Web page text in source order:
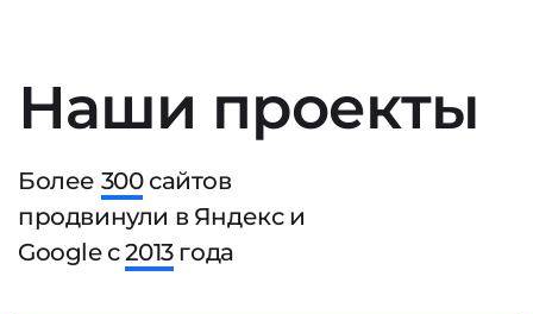
Наши проекты
Более 300сайтов
продвинули в Яндекс и
Google с2013года